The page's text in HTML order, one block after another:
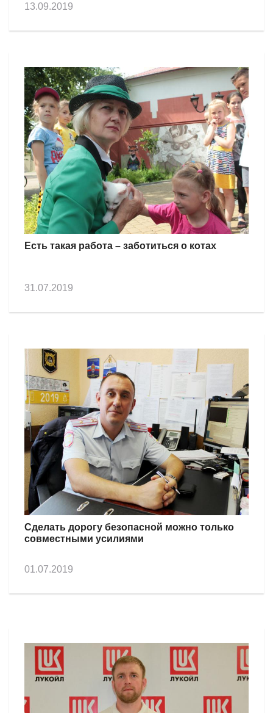
13.09.2019
Есть такая работа – заботиться о котах
31.07.2019
Сделать дорогу безопасной можно только
совместными усилиями
01.07.2019